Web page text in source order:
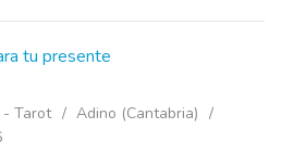
tu presente
- Tarot
Adino (Cantabria)